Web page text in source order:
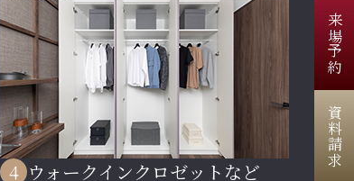
4 ウォークインクロゼットなど
来場予約
資料請求